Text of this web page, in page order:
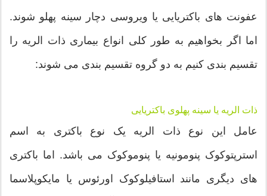
عفونت های باکتریایی یا ویروسی دچار سینه پهلو شوند.
اما اگر بخواهیم به طور کلی انواع بیماری ذات الریه را
تقسیم بندی کنیم به دو گروه تقسیم بندی می شوند:
ذات الریه یا سینه پهلوی باکتریایی
عامل این نوع ذات الریه یک نوع باکتری به اسم
استرپتوکوک پنومونیه یا پنوموکوک می باشد. اما باکتری
های دیگری مانند استافیلوکوک اورئوس یا مایکوپلاسما